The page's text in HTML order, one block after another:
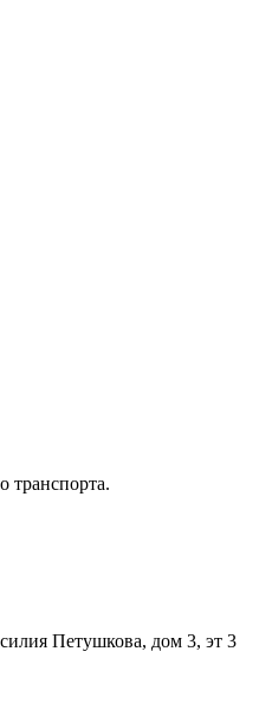
транспорта.
Петушкова, дом 3, эт 3